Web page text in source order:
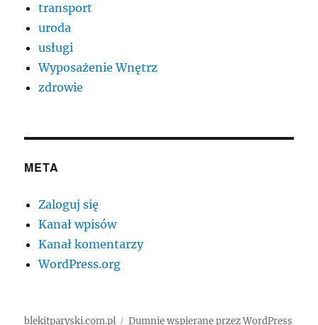
transport
uroda
usługi
Wyposażenie Wnętrz
zdrowie
META
Zaloguj się
Kanał wpisów
Kanał komentarzy
WordPress.org
blekitparyski.com.pl Dumnie wspierane przez WordPress